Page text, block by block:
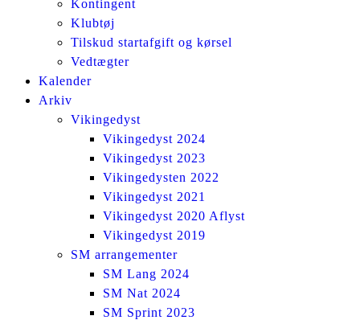
Kontingent
Klubtøj
Tilskud startafgift og kørsel
Vedtægter
Kalender
Arkiv
Vikingedyst
Vikingedyst 2024
Vikingedyst 2023
Vikingedysten 2022
Vikingedyst 2021
Vikingedyst 2020 Aflyst
Vikingedyst 2019
SM arrangementer
SM Lang 2024
SM Nat 2024
SM Sprint 2023